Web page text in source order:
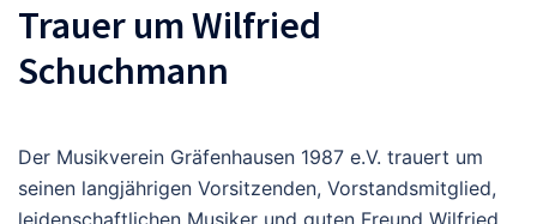
Trauer um Wilfried
Schuchmann
Der Musikverein Gräfenhausen 1987 e.V. trauert um
seinen langjährigen Vorsitzenden, Vorstandsmitglied,
leidenschaftlichen Musiker und guten Freund Wilfried